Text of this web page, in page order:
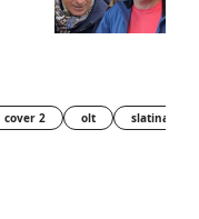
cover 2 olt slatina